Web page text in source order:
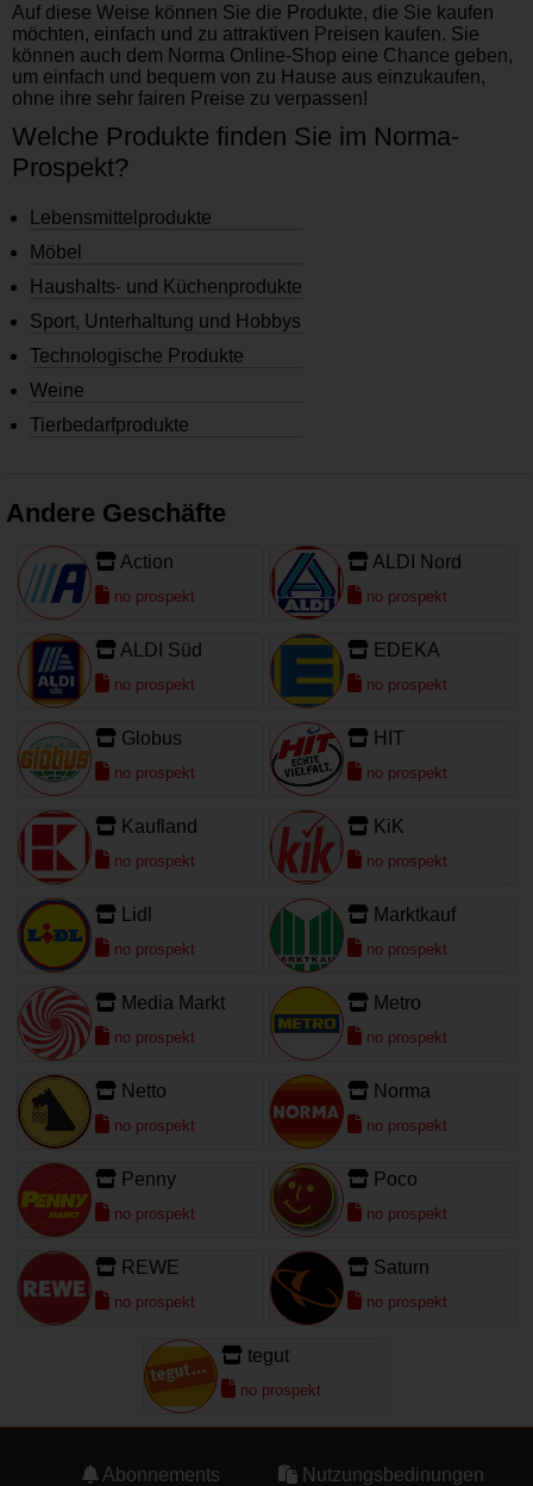
Auf diese Weise können Sie die Produkte, die Sie kaufen
möchten, einfach und zu attraktiven Preisen kaufen. Sie
können auch dem Norma Online-Shop eine Chance geben,
um einfach und bequem von zu Hause aus einzukaufen,
ohne ihre sehr fairen Preise zu verpassen!
Welche Produkte finden Sie im Norma-
Prospekt?
Lebensmittelprodukte
Möbel
Haushalts- und Küchenprodukte
Sport, Unterhaltung und Hobbys
Technologische Produkte
Weine
Tierbedarfprodukte
Andere Geschäfte
Action
no prospekt
ALDI Nord
no prospekt
ALDI Süd
no prospekt
EDEKA
no prospekt
Globus
no prospekt
HIT
no prospekt
Kaufland
no prospekt
KiK
no prospekt
Lidl
no prospekt
Marktkauf
no prospekt
Media Markt
no prospekt
Metro
no prospekt
Netto
no prospekt
Norma
no prospekt
Penny
no prospekt
Poco
no prospekt
REWE
no prospekt
Saturn
no prospekt
tegut
no prospekt
Abonnements Nutzungsbedinungen